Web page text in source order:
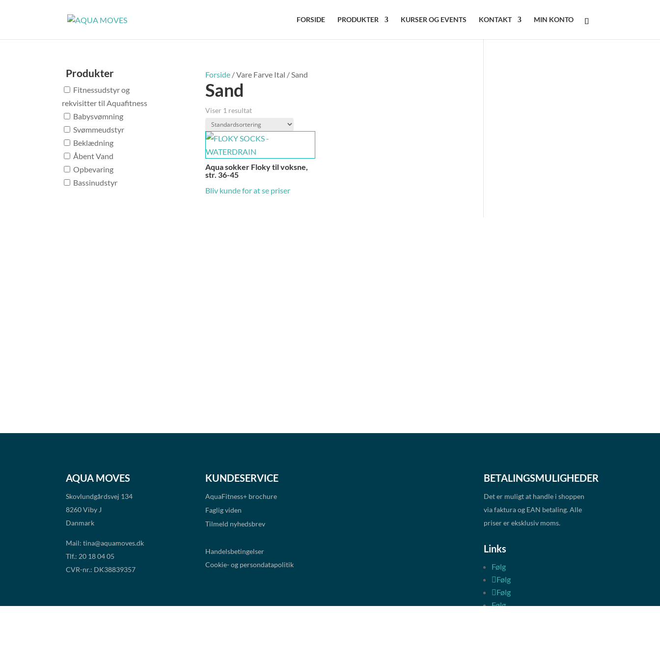
FORSIDE PRODUKTER KURSER OG EVENTS KONTAKT MIN KONTO
Forside/ Vare Farve Ital / Sand
Sand
Viser 1 resultat
Aqua sokker Floky til voksne,
str. 36-45
Bliv kunde for at se priser
Produkter
Fitnessudstyr og
rekvisitter til Aquafitness
Babysvømning
Svømmeudstyr
Beklædning
Åbent Vand
Opbevaring
Bassinudstyr
AQUA MOVES
Skovlundgårdsvej 134
8260 Viby J
Danmark
Mail:tina@aquamoves.dk
Tlf.: 20 18 04 05
CVR-nr.: DK38839357
KUNDESERVICE
AquaFitness+ brochure
Faglig viden
Tilmeld nyhedsbrev
Handelsbetingelser
Cookie- og persondatapolitik
BETALINGSMULIGHEDER
Det er muligt at handle i shoppen
via faktura og EAN betaling. Alle
priser er eksklusiv moms.
Links
Følg
Følg
Følg
Følg